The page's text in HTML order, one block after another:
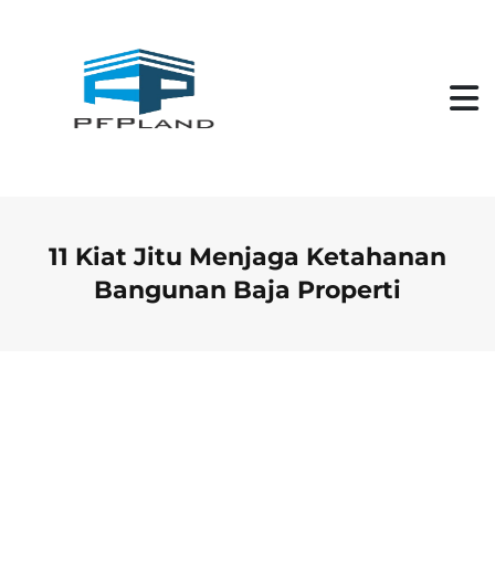
11 Kiat Jitu Menjaga Ketahanan
Bangunan Baja Properti